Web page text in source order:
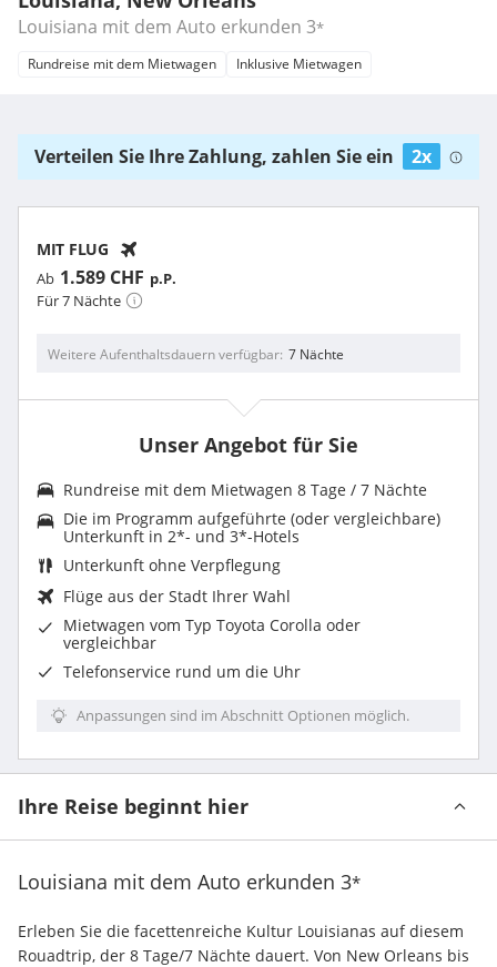
Louisiana mit dem Auto erkunden 3*
Rundreise mit dem Mietwagen Inklusive Mietwagen
Verteilen Sie Ihre Zahlung, zahlen Sie ein 2x
MIT FLUG
Ab 1.589 CHF p.P.
Für 7 Nächte
Weitere Aufenthaltsdauern verfügbar 7 Nächte
Unser Angebot für Sie
Rundreise mit dem Mietwagen 8 Tage / 7 Nächte
Die im Programm aufgeführte (oder vergleichbare)
Unterkunft in 2*- und 3*-Hotels
Unterkunft ohne Verpflegung
Flüge aus der Stadt Ihrer Wahl
Mietwagen vom Typ Toyota Corolla oder
vergleichbar
Telefonservice rund um die Uhr
Anpassungen sind im Abschnitt Optionen möglich.
Ihre Reise beginnt hier
Louisiana mit dem Auto erkunden 3*
Erleben Sie die facettenreiche Kultur Louisianas auf diesem
Rouadtrip, der 8 Tage/7 Nächte dauert. Von New Orleans bis